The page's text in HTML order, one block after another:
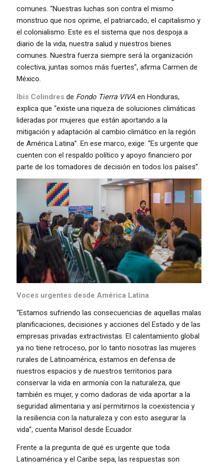
comunes. “Nuestras luchas son contra el mismo
monstruo que nos oprime, el patriarcado, el capitalismo y
el colonialismo. Este es el sistema que nos despoja a
diario de la vida, nuestra salud y nuestros bienes
comunes. Nuestra fuerza siempre será la organización
colectiva, juntas somos más fuertes”, afirma Carmen de
México.
Ibis Colindresde Fondo Tierra VIVA en Honduras,
explica que “existe una riqueza de soluciones climáticas
lideradas por mujeres que están aportando a la
mitigación y adaptación al cambio climático en la región
de América Latina”. En ese marco, exige: “Es urgente que
cuenten con el respaldo político y apoyo financiero por
parte de los tomadores de decisión en todos los países”.
Voces urgentes desde América Latina
“Estamos sufriendo las consecuencias de aquellas malas
planificaciones, decisiones y acciones del Estado y de las
empresas privadas extractivistas. El calentamiento global
ya no tiene retroceso, por lo tanto nosotras las mujeres
rurales de Latinoamérica, estamos en defensa de
nuestros espacios y de nuestros territorios para
conservar la vida en armonía con la naturaleza, que
también es mujer, y como dadoras de vida aportar a la
seguridad alimentaria y así permitirnos la coexistencia y
la resiliencia con la naturaleza y con esto asegurar la
vida”, cuenta Marisol desde Ecuador.
Frente a la pregunta de qué es urgente que toda
Latinoamérica y el Caribe sepa, las respuestas son